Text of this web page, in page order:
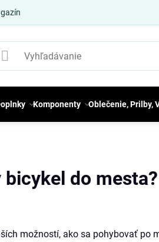
Komponenty Oblečenie, Prilby,
do
možností, ako sa pohybovať po